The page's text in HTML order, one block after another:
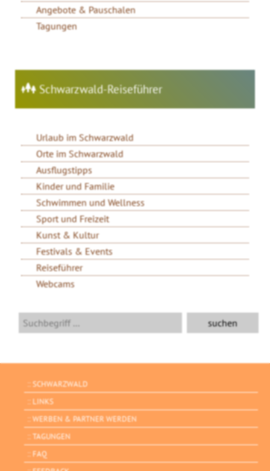
Angebote & Pauschalen
Tagungen
Schwarzwald-Reiseführer
Urlaub im Schwarzwald
Orte im Schwarzwald
Ausflugstipps
Kinder und Familie
Schwimmen und Wellness
Sport und Freizeit
Kunst & Kultur
Festivals & Events
Reiseführer
Webcams
SCHWARZWALD
LINKS
WERBEN & PARTNER WERDEN
TAGUNGEN
FAQ